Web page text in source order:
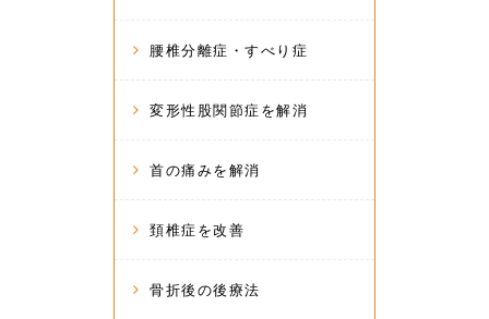
腰椎分離症・すべり症
変形性股関節症を解消
首の痛みを解消
頚椎症を改善
骨折後の後療法